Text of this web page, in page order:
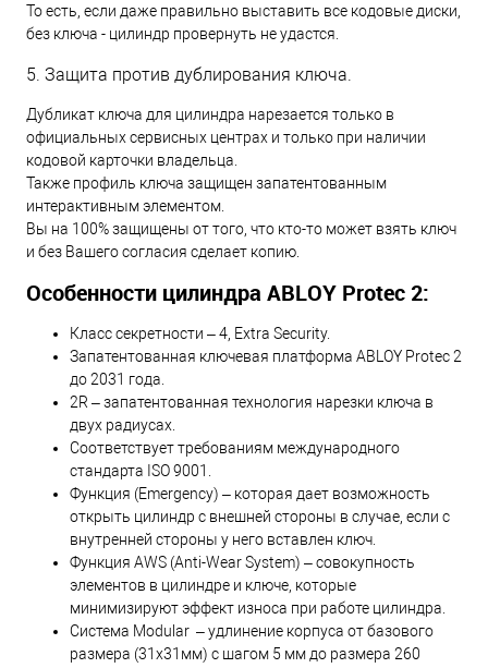
То есть, если даже правильно выставить все кодовые диски,
без ключа - цилиндр провернуть не удастся.
5. Защита против дублирования ключа.
Дубликат ключа для цилиндра нарезается только в
официальных сервисных центрах и только при наличии
кодовой карточки владельца.
Также профиль ключа защищен запатентованным
интерактивным элементом.
Вы на 100% защищены от того, что кто-то может взять ключ
и без Вашего согласия сделает копию.
Особенности цилиндра ABLOY Protec 2:
Класс секретности – 4, Extra Security.
Запатентованная ключевая платформа ABLOY Protec 2
до 2031 года.
2R – запатентованная технология нарезки ключа в
двух радиусах.
Соответствует требованиям международного
стандарта ISO 9001.
Функция (Emergency) – которая дает возможность
открыть цилиндр с внешней стороны в случае, если с
внутренней стороны у него вставлен ключ.
Функция AWS (Anti-Wear System) – совокупность
элементов в цилиндре и ключе, которые
минимизируют эффект износа при работе цилиндра.
Система Modular – удлинение корпуса от базового
размера (31х31мм) с шагом 5 мм до размера 260